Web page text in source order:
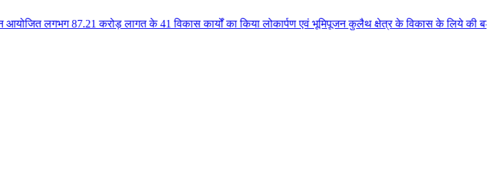
लागत के 41 विकास कार्यों का किया लोकार्पण एवं भूमिपूजन कुलैथ क्षेत्र के विकास के लिये की बड़ी-बड़ी सौगातों की